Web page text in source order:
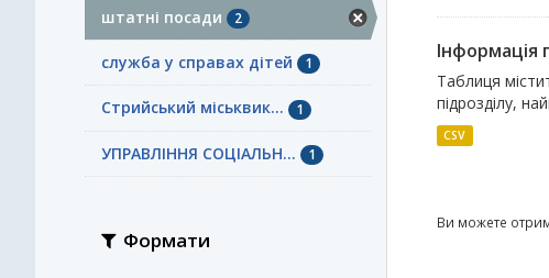
штатні посади 2
служба у справах дітей 1
Стрийський міськвик... 1
УПРАВЛІННЯ СОЦІАЛЬН... 1
Формати
Інформація
Таблиця
підрозділу,
CSV
Ви можете